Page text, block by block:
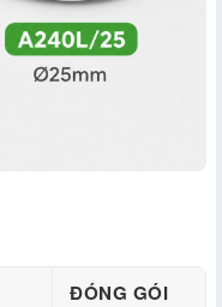
ĐÓNG GÓI